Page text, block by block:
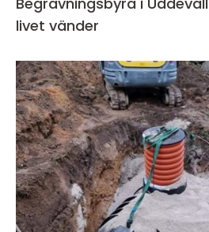
livet vänder